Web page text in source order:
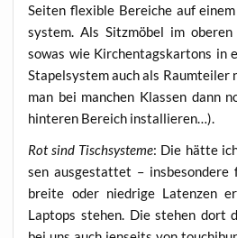
Sei­ten fle­xi­ble Berei­che auf
sys­tem. Als Sitz­mö­bel im
sowas wie Kir­chen­tags­kar­tons in
Sta­pel­sys­tem auch als Raum­tei­ler
man bei man­chen Klas­sen dann
hin­te­ren Bereich installieren…).
Rot sind Tisch­sys­te­me: Die hät­te
sen aus­ge­stat­tet –
brei­te oder nied­ri­ge Laten­zen
Lap­tops ste­hen. Die ste­hen dort